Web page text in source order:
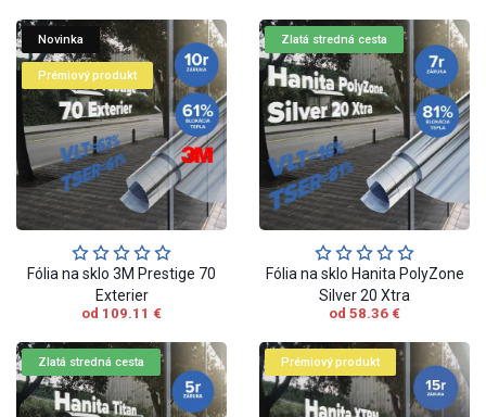
Novinka
Prémiový produkt
Fólia na sklo 3M Prestige 70
Exterier
od 109.11 €
Zlatá stredná cesta
Fólia na sklo Hanita PolyZone
Silver 20 Xtra
od 58.36 €
Zlatá stredná cesta Prémiový produkt